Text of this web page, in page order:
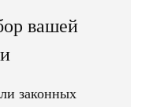
вашей
законных